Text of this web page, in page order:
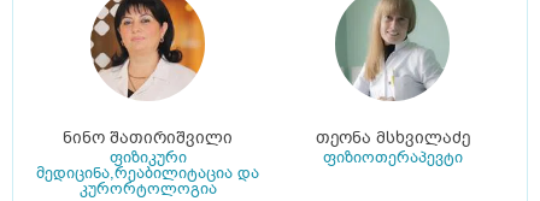
ნინო შათირიშვილი
ფიზიკური
მედიცინა,რეაბილიტაცია და
კურორტოლოგია
თეონა მსხვილაძე
ფიზიოთერაპევტი